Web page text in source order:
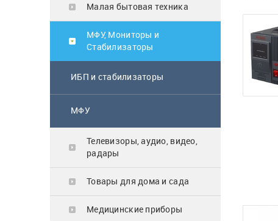
Малая бытовая техника
МФУ, Мониторы и
Стабилизаторы
ИБП и стабилизаторы
МФУ
Телевизоры, аудио, видео,
радары
Товары для дома и сада
Медицинские приборы
белый
Газовая поверхность
62 900₸
Микроволновка
MWG20